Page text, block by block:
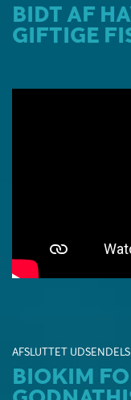
BIDT AF
GIFTIGE
AFSLUTTET
BIOKIM